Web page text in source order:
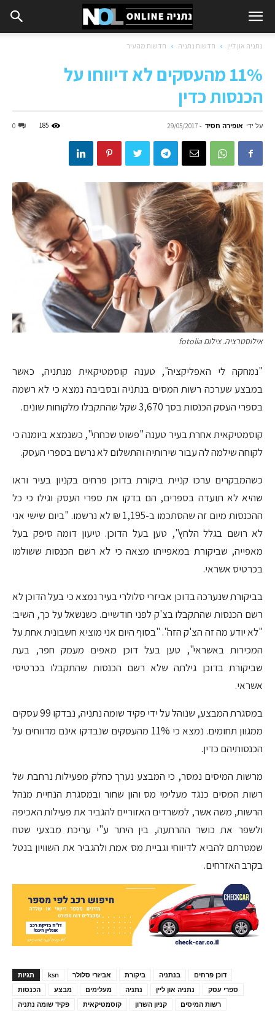
נתניה און ליין חדשות נתניה חדשות מהעיר
11% מהעסקים לא דיווחו על
הכנסות כדין
על ידי אופירה חסיד -
29/05/2017
0 185
אילוסטרציה. צילום fotolia
"נמחקה לי האפליקציה", טענה קוסמטיקאית מנתניה, כאשר
במבצע שערכה רשות המסים בנתניה ובסביבה נמצא כי לא רשמה
בספרי העסק הכנסות בסך 3,670 שקל שהתקבלו מלקוחות שונים.
קוסמטיקאית אחרת בעיר טענה "פשוט שכחתי", כשנמצא ביומנה כי
לקוחה שילמה לה עבור שירותיה והתשלום לא נרשם בספרי העסק.
כשהמבקרים ערכו קניית ביקורת בדוכן פרחים בקניון בעיר וראו
שהיא לא תועדה בספרים, הם בדקו את ספרי העסק וגילו כי כל
ההכנסות מיום זה שהסתכמו ב-1,195 ₪ לא נרשמו. "ביום שישי אני
לא רושם בגלל הלחץ", טען בעל הדוכן. טיעון דומה סיפק בעל
מאפייה, שביקורת במאפייתו מצאה כי לא רשם הכנסות ששולמו
בכרטיס אשראי.
בביקורת שנערכה בדוכן אביזרי סלולרי בעיר נמצא כי בעל הדוכן לא
רשם הכנסות שהתקבלו בצ'ק לפני חודשיים. כשנשאל על כך, השיב:
"לא יודע מה זה הצ'ק הזה". "בסוף היום אני מוציא חשבונית אחת על
המכירות באשראי", טען בעל דוכן מאפים מעמק חפר, בעת
שביקורת בדוכן גילתה שלא רשם הכנסות שהתקבלו בכרטיסי
אשראי.
במסגרת המבצע, שנוהל על ידי פקיד שומה נתניה, נבדקו 99 עסקים
ממגוון תחומים. נמצא כי 11% מהעסקים שנבדקו אינם מדווחים על
הכנסותיהם כדין.
מרשות המיסים נמסר, כי המבצע נערך כחלק מפעילות נרחבת של
רשות המסים כנגד מעלימי מס והון שחור ובמסגרת הנחיית מנהל
הרשות, משה אשר, למשרדים האזוריים להגביר את פעילות האכיפה
ולשפר את כושר ההרתעה, בין היתר ע"י עריכת מבצעי שטח
שמטרתם להביא לדיווחי וגביית מס אמת ולהגביר את השוויון בנטל
בקרב האזרחים.
תגיות ksn אביזרי סלולר ביקורת בנתניה
דוכן פרחים
הכנסות
מבצע מעלימים נתניה נתניה און ליין
ספרי עסק
פקיד שומה נתניה
קוסמטיקאית קניון השרון רשות המיסים